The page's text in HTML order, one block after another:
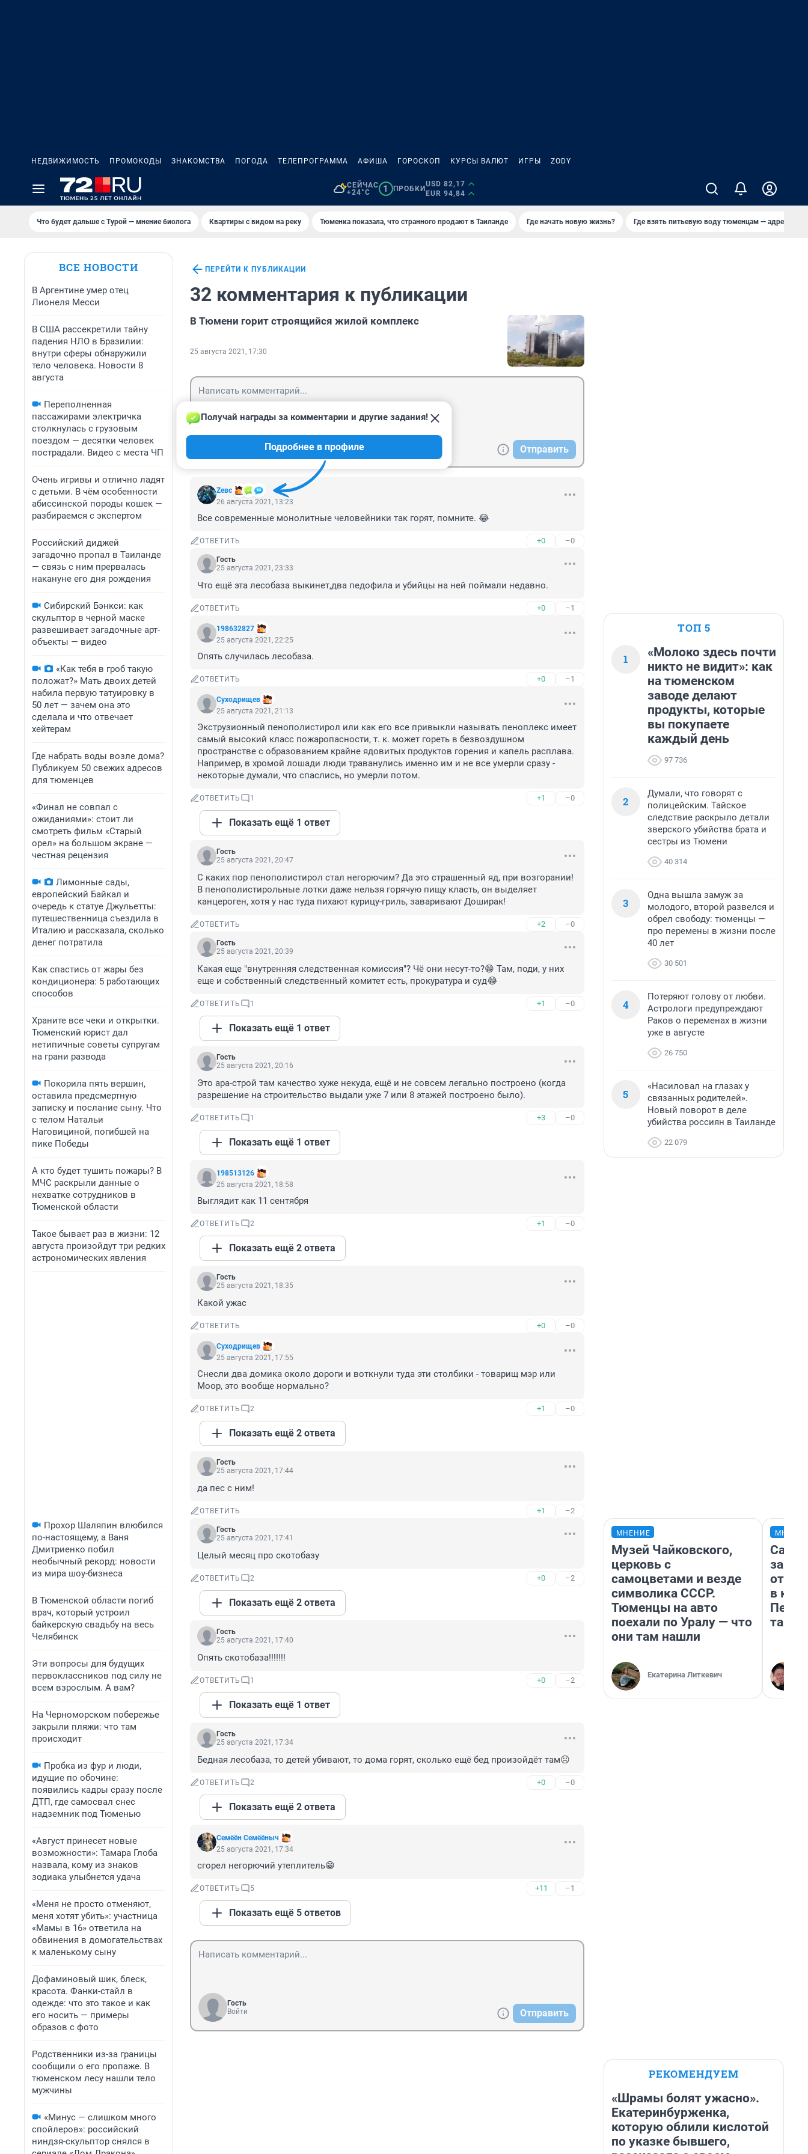
НЕДВИЖИМОСТЬ ПРОМОКОДЫ ЗНАКОМСТВА ПОГОДА ТЕЛЕПРОГРАММА АФИША ГОРОСКОП КУРСЫ ВАЛЮТ ИГРЫ ZODY
СЕЙЧАС
+24°C
1 ПРОБКИ
USD 82,17
EUR 94,84
Что будет дальше с Турой — мнение биолога Квартиры с видом на реку Тюменка показала, что странного продают в Таиланде Где начать новую жизнь? Где взять питьевую воду тюменцам — адреса
ВСЕ НОВОСТИ
В Аргентине умер отец
Лионеля Месси
В США рассекретили тайну
падения НЛО в Бразилии:
внутри сферы обнаружили
тело человека. Новости 8
августа
Переполненная
пассажирами электричка
столкнулась с грузовым
поездом — десятки человек
пострадали. Видео с места ЧП
Очень игривы и отлично ладят
с детьми. В чём особенности
абиссинской породы кошек —
разбираемся с экспертом
Российский диджей
загадочно пропал в Таиланде
— связь с ним прервалась
накануне его дня рождения
Сибирский Бэнкси: как
скульптор в черной маске
развешивает загадочные арт-
объекты — видео
«Как тебя в гроб такую
положат?» Мать двоих детей
набила первую татуировку в
50 лет — зачем она это
сделала и что отвечает
хейтерам
Где набрать воды возле дома?
Публикуем 50 свежих адресов
для тюменцев
«Финал не совпал с
ожиданиями»: стоит ли
смотреть фильм «Старый
орел» на большом экране —
честная рецензия
Лимонные сады,
европейский Байкал и
очередь к статуе Джульетты:
путешественница съездила в
Италию и рассказала, сколько
денег потратила
Как спастись от жары без
кондиционера: 5 работающих
способов
Храните все чеки и открытки.
Тюменский юрист дал
нетипичные советы супругам
на грани развода
Покорила пять вершин,
оставила предсмертную
записку и послание сыну. Что
с телом Натальи
Наговициной, погибшей на
пике Победы
А кто будет тушить пожары? В
МЧС раскрыли данные о
нехватке сотрудников в
Тюменской области
Такое бывает раз в жизни: 12
августа произойдут три редких
астрономических явления
Прохор Шаляпин влюбился
по-настоящему, а Ваня
Дмитриенко побил
необычный рекорд: новости
из мира шоу-бизнеса
В Тюменской области погиб
врач, который устроил
байкерскую свадьбу на весь
Челябинск
Эти вопросы для будущих
первоклассников под силу не
всем взрослым. А вам?
На Черноморском побережье
закрыли пляжи: что там
происходит
Пробка из фур и люди,
идущие по обочине:
появились кадры сразу после
ДТП, где самосвал снес
надземник под Тюменью
«Август принесет новые
возможности»: Тамара Глоба
назвала, кому из знаков
зодиака улыбнется удача
«Меня не просто отменяют,
меня хотят убить»: участница
«Мамы в 16» ответила на
обвинения в домогательствах
к маленькому сыну
Дофаминовый шик, блеск,
красота. Фанки-стайл в
одежде: что это такое и как
его носить — примеры
образов с фото
Родственники из-за границы
сообщили о его пропаже. В
тюменском лесу нашли тело
мужчины
«Минус — слишком много
спойлеров»: российский
ниндзя-скульптор снялся в
ПЕРЕЙТИ К ПУБЛИКАЦИИ
32 комментария к публикации
В Тюмени горит строящийся жилой комплекс
25 августа 2021, 17:30
Отправить
Zeвс
Получай награды за комментарии и другие задания!
Подробнее в профиле
26 августа 2021, 13:23
Все современные монолитные человейники так горят, помните. 😂
ОТВЕТИТЬ +0 –0
Гость
25 августа 2021, 23:33
Что ещё эта лесобаза выкинет,два педофила и убийцы на ней поймали недавно.
ОТВЕТИТЬ +0 –1
198632827
25 августа 2021, 22:25
Опять случилась лесобаза.
ОТВЕТИТЬ +0 –1
Суходрищев
25 августа 2021, 21:13
Экструзионный пенополистирол или как его все привыкли называть пеноплекс имеет
самый высокий класс пожаропасности, т. к. может гореть в безвоздушном
пространстве с образованием крайне ядовитых продуктов горения и капель расплава.
Например, в хромой лошади люди траванулись именно им и не все умерли сразу -
некоторые думали, что спаслись, но умерли потом.
ОТВЕТИТЬ 1 +1 –0
Показать ещё 1 ответ
Гость
25 августа 2021, 20:47
С каких пор пенополистирол стал негорючим? Да это страшенный яд, при возгорании!
В пенополистирольные лотки даже нельзя горячую пищу класть, он выделяет
канцероген, хотя у нас туда пихают курицу-гриль, заваривают Доширак!
ОТВЕТИТЬ +2 –0
Гость
25 августа 2021, 20:39
Какая еще "внутренняя следственная комиссия"? Чё они несут-то?😁 Там, поди, у них
еще и собственный следственный комитет есть, прокуратура и суд😂
ОТВЕТИТЬ 1 +1 –0
Показать ещё 1 ответ
Гость
25 августа 2021, 20:16
Это ара-строй там качество хуже некуда, ещё и не совсем легально построено (когда
разрешение на строительство выдали уже 7 или 8 этажей построено было).
ОТВЕТИТЬ 1 +3 –0
Показать ещё 1 ответ
198513126
25 августа 2021, 18:58
Выглядит как 11 сентября
ОТВЕТИТЬ 2 +1 –0
Показать ещё 2 ответа
Гость
25 августа 2021, 18:35
Какой ужас
ОТВЕТИТЬ +0 –0
Суходрищев
25 августа 2021, 17:55
Снесли два домика около дороги и воткнули туда эти столбики - товарищ мэр или
Моор, это вообще нормально?
ОТВЕТИТЬ 2 +1 –0
Показать ещё 2 ответа
Гость
25 августа 2021, 17:44
да пес с ним!
ОТВЕТИТЬ +1 –2
Гость
25 августа 2021, 17:41
Целый месяц про скотобазу
ОТВЕТИТЬ 2 +0 –2
Показать ещё 2 ответа
Гость
25 августа 2021, 17:40
Опять скотобаза!!!!!!!
ОТВЕТИТЬ 1 +0 –2
Показать ещё 1 ответ
Гость
25 августа 2021, 17:34
Бедная лесобаза, то детей убивают, то дома горят, сколько ещё бед произойдёт там☹️
ОТВЕТИТЬ 2 +0 –0
Показать ещё 2 ответа
Семёён Семёёныч
25 августа 2021, 17:34
сгорел негорючий утеплитель😁
ОТВЕТИТЬ 5 +11 –1
Показать ещё 5 ответов
Гость
Войти
Отправить
ТОП 5
1
«Молоко здесь почти
никто не видит»: как
на тюменском
заводе делают
продукты, которые
вы покупаете
каждый день
97 736
2
Думали, что говорят с
полицейским. Тайское
следствие раскрыло детали
зверского убийства брата и
сестры из Тюмени
40 314
3
Одна вышла замуж за
молодого, второй развелся и
обрел свободу: тюменцы —
про перемены в жизни после
40 лет
30 501
4
Потеряют голову от любви.
Астрологи предупреждают
Раков о переменах в жизни
уже в августе
26 750
5
«Насиловал на глазах у
связанных родителей».
Новый поворот в деле
убийства россиян в Таиланде
22 079
МНЕНИЕ
Музей Чайковского,
церковь с
самоцветами и везде
символика СССР.
Тюменцы на авто
поехали по Уралу — что
они там нашли
Екатерина Литкевич
в
там
РЕКОМЕНДУЕМ
«Шрамы болят ужасно».
Екатеринбурженка,
которую облили кислотой
по указке бывшего,